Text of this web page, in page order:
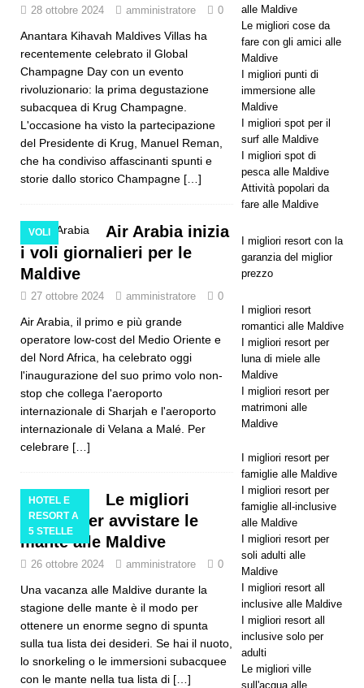
più grande
Black
Friday con
sconti fino
ti gratuiti
OFFERTE
[ 13
2025 ]
sogno al
Nova
sconto
OFFERTE
SPECIALI
28 ottobre 2024 amministratore 0
Anantara Kihavah Maldives Villas ha
recentemente celebrato il Global
Champagne Day con un evento
rivoluzionario: la prima degustazione
subacquea di Krug Champagne.
L'occasione ha visto la partecipazione
del Presidente di Krug, Manuel Reman,
che ha condiviso affascinanti spunti e
storie dallo storico Champagne […]
VOLI
Air Arabia inizia
i voli giornalieri per le
Maldive
27 ottobre 2024 amministratore 0
Air Arabia, il primo e più grande
operatore low-cost del Medio Oriente e
del Nord Africa, ha celebrato oggi
l'inaugurazione del suo primo volo non-
stop che collega l'aeroporto
internazionale di Sharjah e l'aeroporto
internazionale di Velana a Malé. Per
celebrare […]
HOTEL E
RESORT A
5 STELLE
Le migliori
attività per avvistare le
mante alle Maldive
26 ottobre 2024 amministratore 0
Una vacanza alle Maldive durante la
stagione delle mante è il modo per
ottenere un enorme segno di spunta
sulla tua lista dei desideri. Se hai il nuoto,
lo snorkeling o le immersioni subacquee
con le mante nella tua lista di […]
alle Maldive
Le migliori cose da
fare con gli amici alle
Maldive
I migliori punti di
immersione alle
Maldive
I migliori spot per il
surf alle Maldive
I migliori spot di
pesca alle Maldive
Attività popolari da
fare alle Maldive
I migliori resort con la
garanzia del miglior
prezzo
I migliori resort
romantici alle Maldive
I migliori resort per
luna di miele alle
Maldive
I migliori resort per
matrimoni alle
Maldive
I migliori resort per
famiglie alle Maldive
I migliori resort per
famiglie all-inclusive
alle Maldive
I migliori resort per
soli adulti alle
Maldive
I migliori resort all
inclusive alle Maldive
I migliori resort all
inclusive solo per
adulti
Le migliori ville
sull'acqua alle